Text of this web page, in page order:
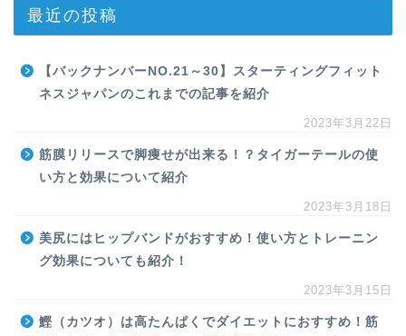
最近の投稿
【バックナンバーNO.21～30】スターティングフィット
ネスジャパンのこれまでの記事を紹介
2023年3月22日
筋膜リリースで脚痩せが出来る！？タイガーテールの使
い方と効果について紹介
2023年3月18日
美尻にはヒップバンドがおすすめ！使い方とトレーニン
グ効果についても紹介！
2023年3月15日
鰹（カツオ）は高たんぱくでダイエットにおすすめ！筋